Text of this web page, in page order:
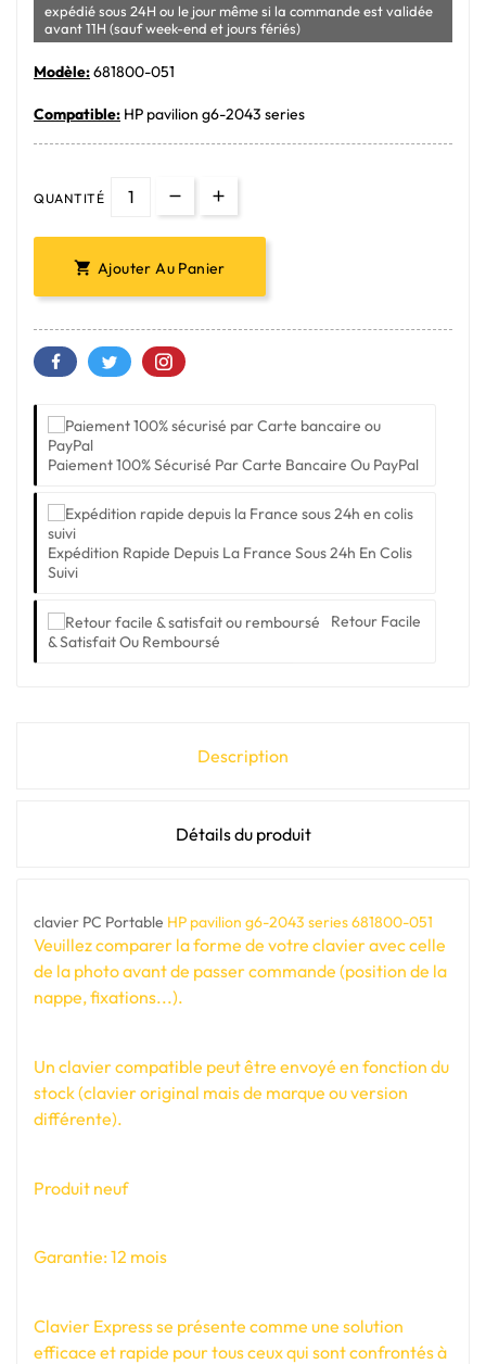
expédié sous 24H ou le jour même si la commande est validée
avant 11H (sauf week-end et jours fériés)
Modèle:681800-051
Compatible: HP pavilion g6-2043 series
QUANTITÉ
 Ajouter Au Panier
Paiement 100% Sécurisé Par Carte Bancaire Ou PayPal
Expédition Rapide Depuis La France Sous 24h En Colis
Suivi
Retour Facile
& Satisfait Ou Remboursé
Description
Détails du produit
clavier PC Portable HP pavilion g6-2043 series 681800-051
Veuillez comparer la forme de votre clavier avec celle
de la photo avant de passer commande (position de la
nappe, fixations...).
Un clavier compatible peut être envoyé en fonction du
stock (clavier original mais de marque ou version
différente).
Produit neuf
Garantie: 12 mois
Clavier Express se présente comme une solution
efficace et rapide pour tous ceux qui sont confrontés à